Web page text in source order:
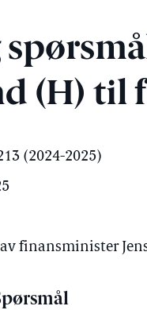
(H) til
(2024-2025)
av finansminister